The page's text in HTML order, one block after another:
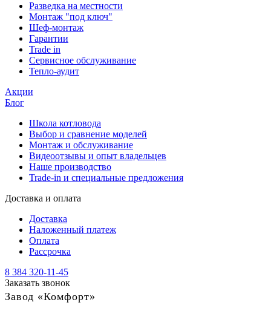
Разведка на местности
Монтаж "под ключ"
Шеф-монтаж
Гарантии
Trade in
Сервисное обслуживание
Тепло-аудит
Акции
Блог
Школа котловода
Выбор и сравнение моделей
Монтаж и обслуживание
Видеоотзывы и опыт владельцев
Наше производство
Trade-in и специальные предложения
Доставка и оплата
Доставка
Наложенный платеж
Оплата
Рассрочка
8 384 320-11-45
Заказать звонок
Завод «Комфорт»